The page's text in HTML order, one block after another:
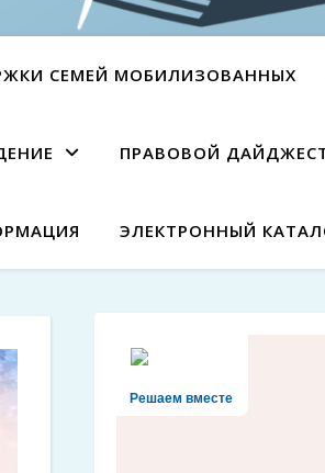
СЕМЕЙ МОБИЛИЗОВАННЫХ
ПРАВОВОЙ
ЭЛЕКТРОННЫЙ
Решаем вместе